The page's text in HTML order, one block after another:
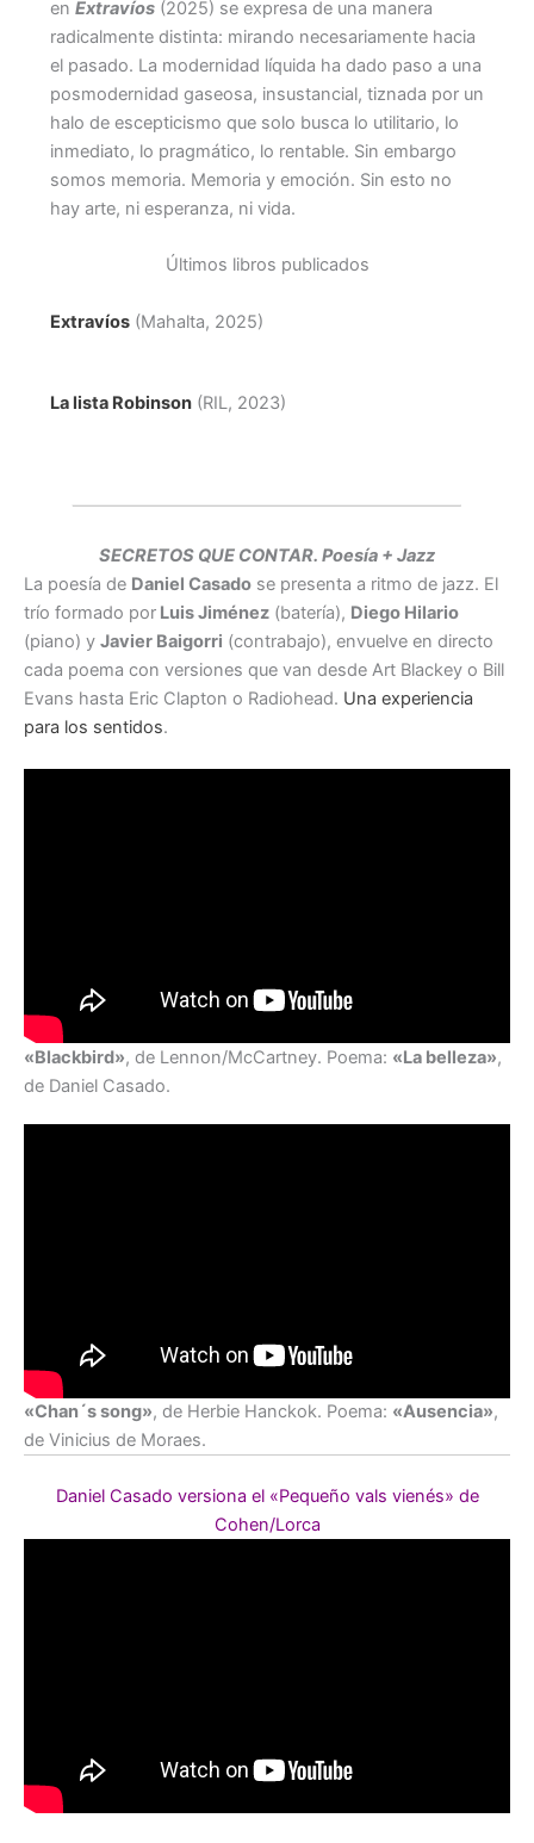
en Extravíos(2025) se expresa de una manera
radicalmente distinta: mirando necesariamente hacia
el pasado. La modernidad líquida ha dado paso a una
posmodernidad gaseosa, insustancial, tiznada por un
halo de escepticismo que solo busca lo utilitario, lo
inmediato, lo pragmático, lo rentable. Sin embargo
somos memoria. Memoria y emoción. Sin esto no
hay arte, ni esperanza, ni vida.
Últimos libros publicados
Extravíos(Mahalta, 2025)
La lista Robinson(RIL, 2023)
SECRETOS QUE CONTAR. Poesía + Jazz
La poesía de Daniel Casado se presenta a ritmo de jazz. El
trío formado por Luis Jiménez (batería), Diego Hilario
(piano) y Javier Baigorri (contrabajo), envuelve en directo
cada poema con versiones que van desde Art Blackey o Bill
Evans hasta Eric Clapton o Radiohead. Una experiencia
para los sentidos.
«Blackbird», de Lennon/McCartney. Poema: «La belleza»,
de Daniel Casado.
«Chan´s song», de Herbie Hanckok. Poema: «Ausencia»,
de Vinicius de Moraes.
Daniel Casado versiona el «Pequeño vals vienés» de
Cohen/Lorca